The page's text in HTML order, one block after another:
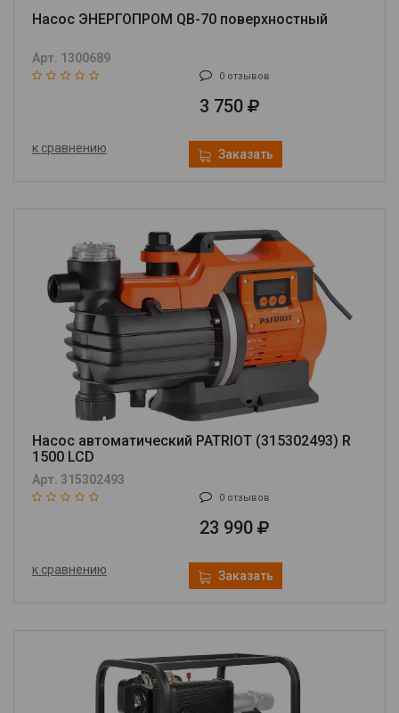
Насос ЭНЕРГОПРОМ QB-70 поверхностный
Арт. 1300689
0 отзывов
3 750
к сравнению Заказать
Насос автоматический PATRIOT (315302493) R
1500 LCD
Арт. 315302493
0 отзывов
23 990
к сравнению Заказать